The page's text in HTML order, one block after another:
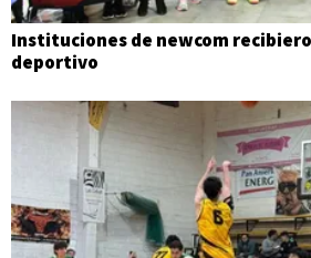
Instituciones de newcom
deportivo